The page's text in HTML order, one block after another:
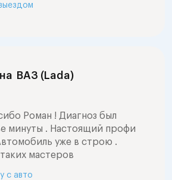
на ВАЗ (Lada)
Роман ! Диагноз был
минуты . Настоящий профи
уже в строю .
мастеров
с авто